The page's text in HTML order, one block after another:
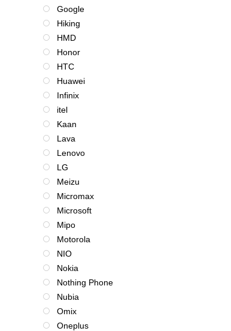
Google
Hiking
HMD
Honor
HTC
Huawei
Infinix
itel
Kaan
Lava
Lenovo
LG
Meizu
Micromax
Microsoft
Mipo
Motorola
NIO
Nokia
Nothing Phone
Nubia
Omix
Oneplus